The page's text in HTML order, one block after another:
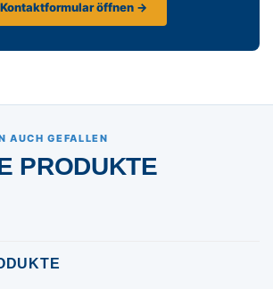
Kontaktformular öffnen →
AUCH GEFALLEN
PRODUKTE